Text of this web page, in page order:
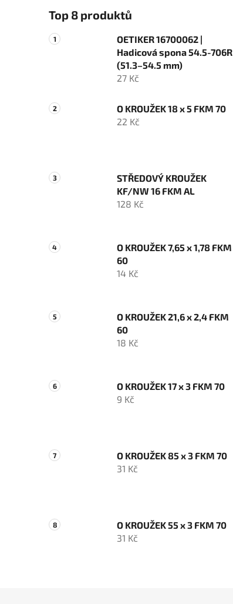
Top 8 produktů
OETIKER 16700062 |
Hadicová spona 54.5-706R
(51.3–54.5 mm)
27 Kč
O KROUŽEK 18 x 5 FKM 70
22 Kč
STŘEDOVÝ KROUŽEK
KF/NW 16 FKM AL
128 Kč
O KROUŽEK 7,65 x 1,78 FKM
60
14 Kč
O KROUŽEK 21,6 x 2,4 FKM
60
18 Kč
O KROUŽEK 17 x 3 FKM 70
9 Kč
O KROUŽEK 85 x 3 FKM 70
31 Kč
O KROUŽEK 55 x 3 FKM 70
31 Kč